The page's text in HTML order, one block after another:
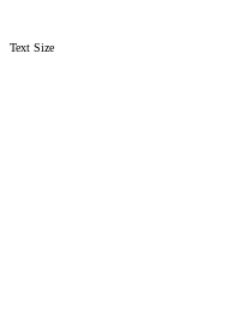
Text Size